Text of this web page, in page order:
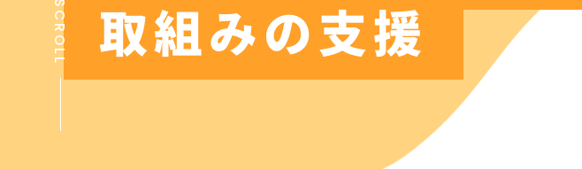
SCROLL
取組みの支援